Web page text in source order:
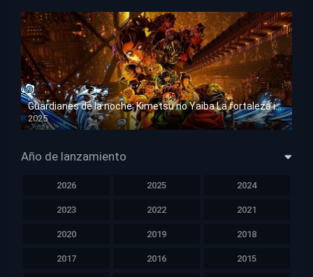
Guardianes de la noche: Kimetsu no Yaiba La fortaleza infinita
2025
HD 1080p
Año de lanzamiento
2026 2025 2024
2023 2022 2021
2020 2019 2018
2017 2016 2015